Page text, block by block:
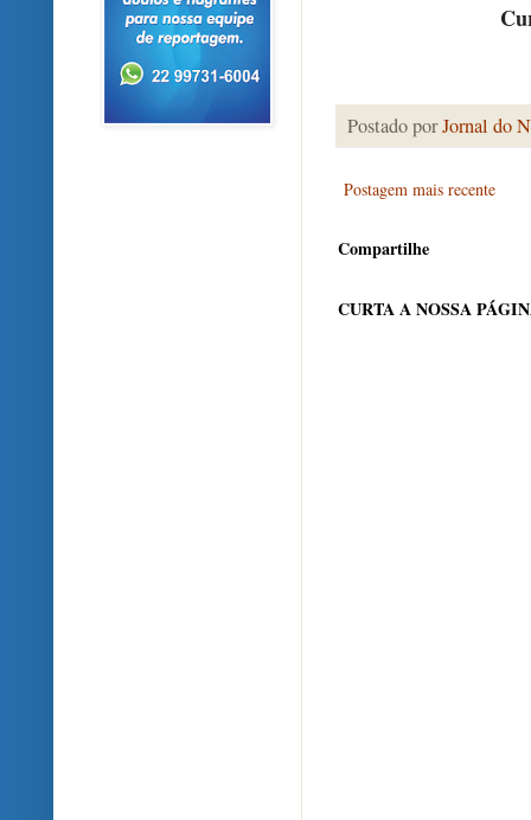
Postado porJornal do
Postagem mais recente
Compartilhe
CURTA A NOSSA